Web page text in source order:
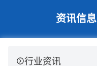
资讯信息
行业资讯